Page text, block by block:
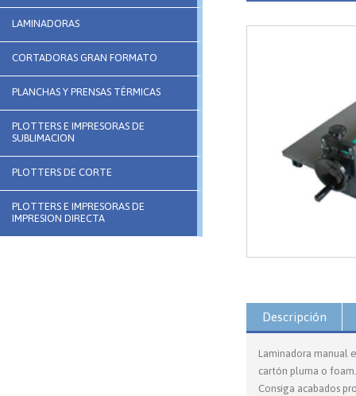
LAMINADORAS
CORTADORAS GRAN FORMATO
PLANCHAS Y PRENSAS TÉRMICAS
PLOTTERS E IMPRESORAS DE
SUBLIMACION
PLOTTERS DE CORTE
PLOTTERS E IMPRESORAS DE
IMPRESION DIRECTA
Descripción
Laminadora manual
cartón pluma o foam.
Consiga acabados